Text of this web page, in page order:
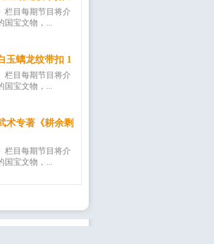
栏目每期节目将介
国宝文物，...
玉螭龙纹带扣 1
栏目每期节目将介
国宝文物，...
术专著《耕余剩
栏目每期节目将介
国宝文物，...